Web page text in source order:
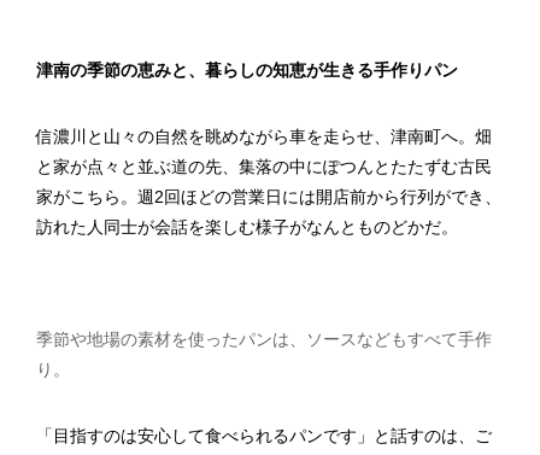
津南の季節の恵みと、暮らしの知恵が生きる手作りパン
信濃川と山々の自然を眺めながら車を走らせ、津南町へ。畑
と家が点々と並ぶ道の先、集落の中にぽつんとたたずむ古民
家がこちら。週2回ほどの営業日には開店前から行列ができ、
訪れた人同士が会話を楽しむ様子がなんとものどかだ。
季節や地場の素材を使ったパンは、ソースなどもすべて手作
り。
「目指すのは安心して食べられるパンです」と話すのは、ご